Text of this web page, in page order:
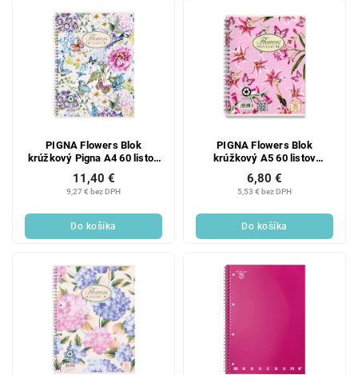
PIGNA Flowers Blok
krúžkový Pigna A4 60 listov
9,27 € bez DPH
11,40 €
Do košíka
PIGNA Flowers Blok
krúžkový A5 60 listov
5,53 € bez DPH
6,80 €
Do košíka